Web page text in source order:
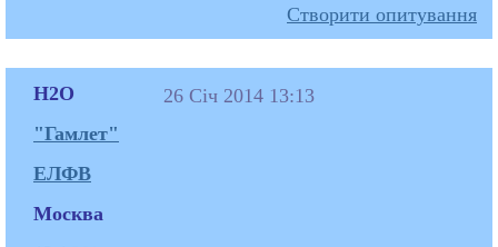
Створити опитування
H2O
"Гамлет"
ЕЛФВ
Москва
26 Січ 2014 13:13